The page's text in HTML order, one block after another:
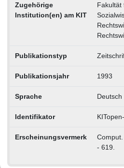
Zugehörige
Institution(en) am KIT
Fakultät
Publikationstyp
Publikationsjahr 1993
Sprache Deutsch
Identifikator
Erscheinungsvermerk
- 619.